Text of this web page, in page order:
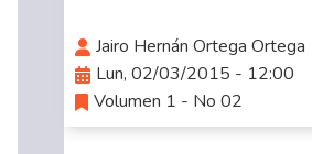
Jairo Hernán Ortega Ortega
Lun, 02/03/2015 - 12:00
Volumen 1 - No 02